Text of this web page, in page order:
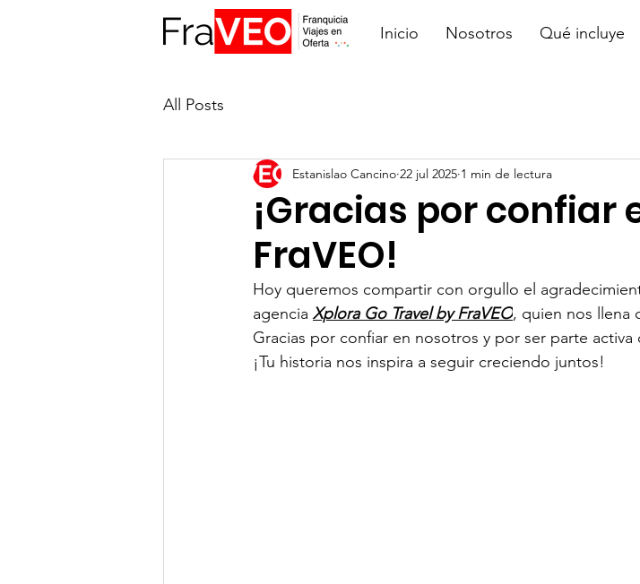
Inicio Nosotros Qué incluye
All Posts
¡Gracias por confiar
FraVEO!
Estanislao Cancino 22 jul 2025 1 min de lectura
Hoy queremos compartir con orgullo el
agencia Xplora Go Travel by FraVEO, quien nos llena
Gracias por confiar en nosotros y por ser parte
¡Tu historia nos inspira a seguir creciendo juntos!